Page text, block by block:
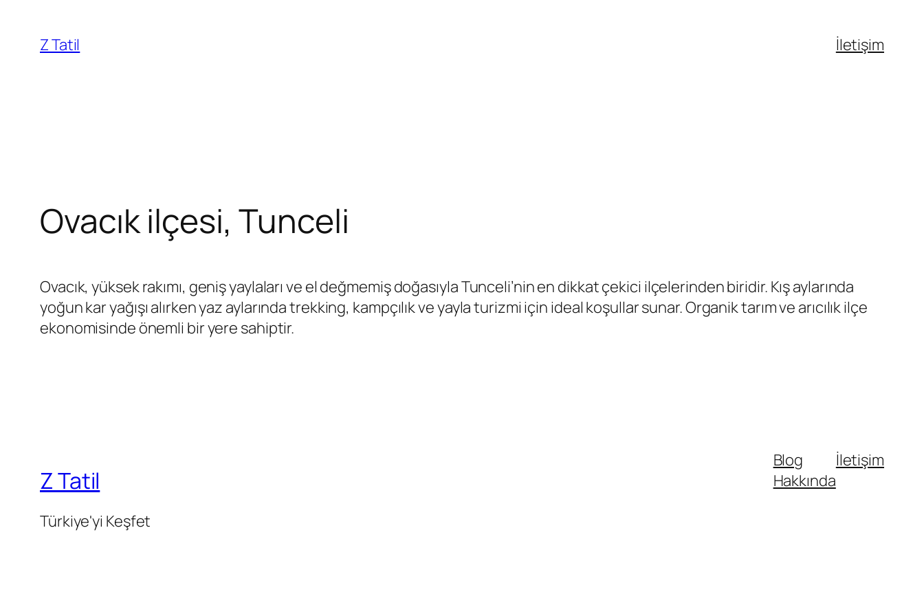
Z Tatil İletişim
Ovacık ilçesi, Tunceli
Ovacık, yüksek rakımı, geniş yaylaları ve el değmemiş doğasıyla Tunceli’nin en dikkat çekici ilçelerinden biridir. Kış aylarında
yoğun kar yağışı alırken yaz aylarında trekking, kampçılık ve yayla turizmi için ideal koşullar sunar. Organik tarım ve arıcılık ilçe
ekonomisinde önemli bir yere sahiptir.
Z Tatil
Türkiye'yi Keşfet
Blog
Hakkında
İletişim